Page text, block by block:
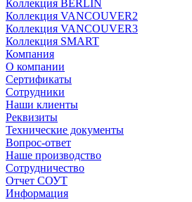
Коллекция BERLIN
Коллекция VANCOUVER2
Коллекция VANCOUVER3
Коллекция SMART
Компания
О компании
Сертификаты
Сотрудники
Наши клиенты
Реквизиты
Технические документы
Вопрос-ответ
Наше производство
Сотрудничество
Отчет СОУТ
Информация